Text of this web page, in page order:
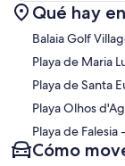
La región del
La temperatura es
europeo más cálido
La costa del
de Europa. El
año y generalmente
Temperatura:
Qué hay
Balaia Golf
Playa de Maria
Playa de Santa
Playa Olhos
Playa de Falesia
Cómo